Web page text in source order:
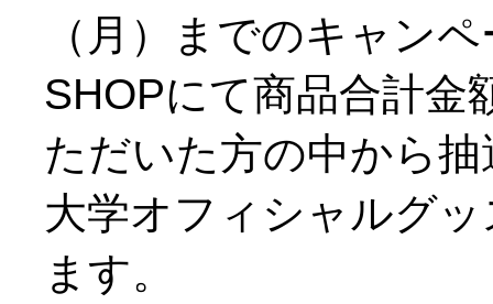
（月）までのキャン
SHOPにて商品合計金
ただいた方の中から
大学オフィシャルグ
ます。